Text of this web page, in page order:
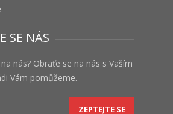
SE NÁS
nás? Obraťe se na nás s Vaším
Vám pomůžeme.
ZEPTEJTE SE